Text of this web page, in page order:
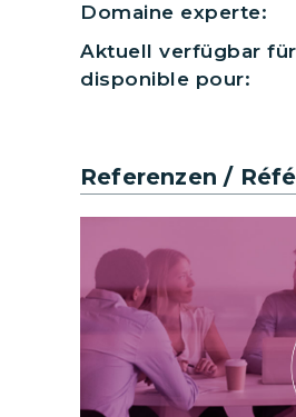
Domaine experte:
Aktuell verfügbar
disponible pour:
Referenzen /